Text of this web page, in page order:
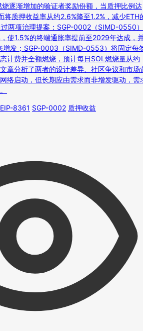
逐渐增加的验证者奖励份额，当质押比例达
将质押收益率从约2.6%降至1.2%，减少ETH
两项治理提案：SGP-0002（SIMD-0550）
使1.5%的终端通胀率提前至2029年达成，
增发；SGP-0003（SIMD-0553）将固定每
计费并全额燃烧，预计每日SOL燃烧量从约
章分析了两者的设计差异、社区争议和市场
络启动，但长期应由需求而非增发驱动，需
EIP-8361 SGP-0002 质押收益